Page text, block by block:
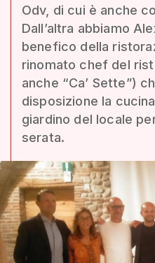
Odv, di cui è anche
Dall’altra abbiamo
benefico della
rinomato chef del
anche “Ca’ Sette”)
disposizione la
giardino del locale
serata.